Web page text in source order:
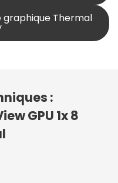
graphique Thermal
:
GPU 1x 8